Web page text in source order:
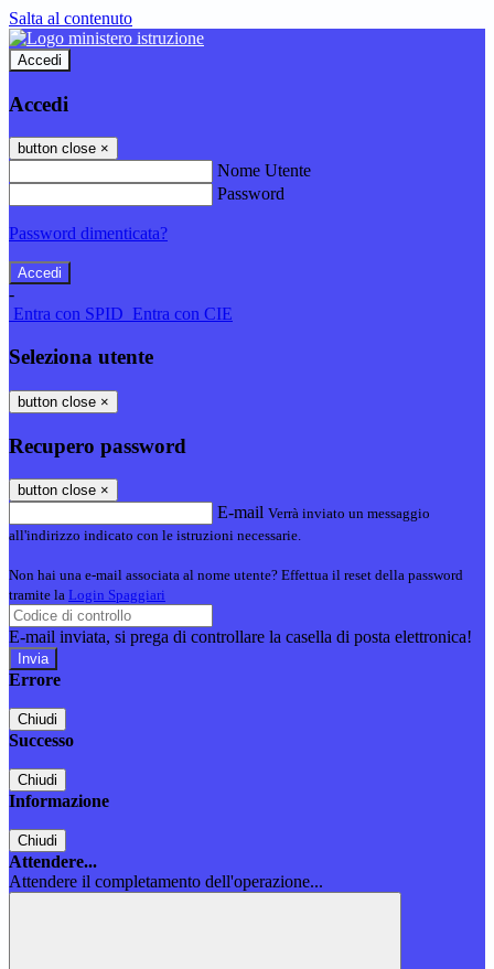
Salta al contenuto
Accedi
Accedi
button close ×
Nome Utente
Password
Password dimenticata?
-
Entra con SPID Entra con CIE
Seleziona utente
button close ×
Recupero password
button close ×
E-mail Verrà inviato un messaggio
all'indirizzo indicato con le istruzioni necessarie.
Non hai una e-mail associata al nome utente? Effettua il reset della password
tramite la Login Spaggiari
E-mail inviata, si prega di controllare la casella di posta elettronica!
Errore
Chiudi
Successo
Chiudi
Informazione
Chiudi
Attendere...
Attendere il completamento dell'operazione...